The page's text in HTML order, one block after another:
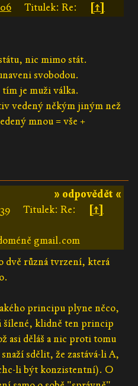
Titulek: Re:
[↑]
nic mimo stát.
svobodou.
je muži válka.
vedený někým jiným než
mnou = vše +
» odpovědět «
Titulek: Re:
[↑]
gmail.com
dvě různá tvrzení, která
principu plyne něco,
šílené, klidně ten princip
asi děláš a nic proti tomu
sdělit, že zastává-li A,
li být konzistentní). O